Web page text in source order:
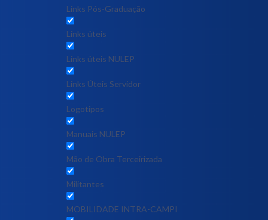
Links Pós-Graduação
Links úteis
Links úteis NULEP
Links Úteis Servidor
Logotipos
Manuais NULEP
Mão de Obra Terceirizada
Militantes
MOBILIDADE INTRA-CAMPI